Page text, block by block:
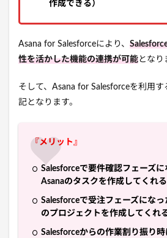
作成できる）
Asana for Salesforceにより、
性を活かした機能の連携が可能となり
そして、Asana for Salesforceを利用
記となります。
『メリット』
Salesforceで要件確認フェーズ
Asanaのタスクを作成してくれる
Salesforceで受注フェーズにな
のプロジェクトを作成してくれ
Salesforceからの作業割り振り時